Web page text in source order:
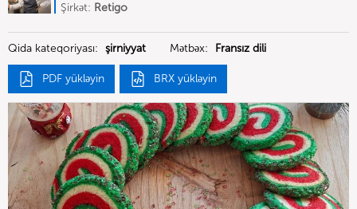
Şirkət: Retigo
Qida kateqoriyası: şirniyyat Mətbəx: Fransız dili
PDF yükləyin BRX yükləyin